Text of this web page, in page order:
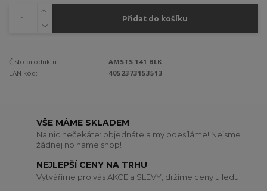
Přidat do košíku
Číslo produktu:
AMSTS 141 BLK
EAN kód:
4052373153513
VŠE MÁME SKLADEM
Na nic nečekáte: objednáte a my odesíláme! Nejsme
žádnej no name shop!
NEJLEPŠÍ CENY NA TRHU
Vytváříme pro vás AKCE a SLEVY, držíme ceny u ledu